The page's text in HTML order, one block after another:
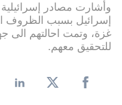
وأشارت مصادر إسرائيلية
إسرائيل بسبب الظروف
غزة، وتمت احالتهم الى
للتحقيق معهم.